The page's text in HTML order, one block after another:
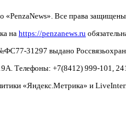
«PenzaNews». Все права
на https://penzanews.ru
31297 выдано
Телефоны: +7(8412) 999-101,
«Яндекс.Метрика» и